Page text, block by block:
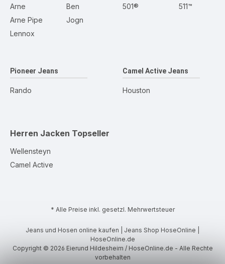
Arne
Arne Pipe
Lennox
Ben
Jogn
501® 511™
Pioneer Jeans
Rando
Camel Active Jeans
Houston
Herren Jacken Topseller
Wellensteyn
Camel Active
* Alle Preise inkl. gesetzl. Mehrwertsteuer
Jeans und Hosen online kaufen | Jeans Shop HoseOnline |
HoseOnline.de
Copyright © 2026 Eierund Hildesheim / HoseOnline.de - Alle Rechte
vorbehalten